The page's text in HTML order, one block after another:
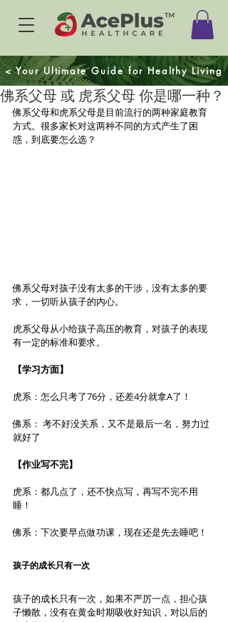
< Your Ultimate Guide for Healthy Living
佛系父母 或 虎系父母 你是哪一种？
佛系父母和虎系父母是目前流行的两种家庭教育
方式。很多家长对这两种不同的方式产生了困
惑，到底要怎么选？
佛系父母对孩子没有太多的干涉，没有太多的要
求，一切听从孩子的内心。
虎系父母从小给孩子高压的教育，对孩子的表现
有一定的标准和要求。
【学习方面】
虎系：怎么只考了76分，还差4分就拿A了！
佛系： 考不好没关系，又不是最后一名，努力过
就好了
【作业写不完】
虎系：都几点了，还不快点写，再写不完不用
睡！
佛系：下次要早点做功课，现在还是先去睡吧！
孩子的成长只有一次
孩子的成长只有一次，如果不严厉一点，担心孩
子懒散，没有在黄金时期吸收好知识，对以后的